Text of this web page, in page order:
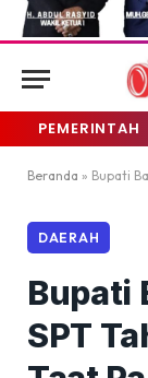
PEMERINTAH
Beranda » Bupati
DAERAH
Bupati
SPT